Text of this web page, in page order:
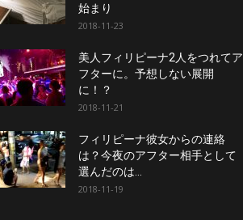
始まり
2018-11-23
美人フィリピーナ2人をつれてア
フターに。予想しない展開
に！？
2018-11-21
フィリピーナ彼女からの連絡
は？今夜のアフター相手として
選んだのは…
2018-11-19